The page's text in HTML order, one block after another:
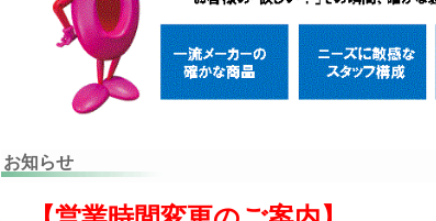
お知らせ